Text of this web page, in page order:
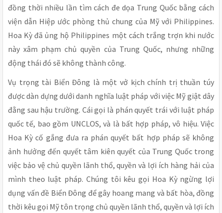
đồng thời nhiều lần tìm cách đe dọa Trung Quốc bằng cách
viện dẫn Hiệp ước phòng thủ chung của Mỹ với Philippines.
Hoa Kỳ đã ủng hộ Philippines một cách trắng trợn khi nước
này xâm phạm chủ quyền của Trung Quốc, nhưng những
động thái đó sẽ không thành công.
Vụ trọng tài Biển Đông là một vở kịch chính trị thuần túy
được dàn dựng dưới danh nghĩa luật pháp với việc Mỹ giật dây
đằng sau hậu trường. Cái gọi là phán quyết trái với luật pháp
quốc tế, bao gồm UNCLOS, và là bất hợp pháp, vô hiệu. Việc
Hoa Kỳ cố gắng đưa ra phán quyết bất hợp pháp sẽ không
ảnh hưởng đến quyết tâm kiên quyết của Trung Quốc trong
việc bảo vệ chủ quyền lãnh thổ, quyền và lợi ích hàng hải của
mình theo luật pháp. Chúng tôi kêu gọi Hoa Kỳ ngừng lợi
dụng vấn đề Biển Đông để gây hoang mang và bất hòa, đồng
thời kêu gọi Mỹ tôn trọng chủ quyền lãnh thổ, quyền và lợi ích